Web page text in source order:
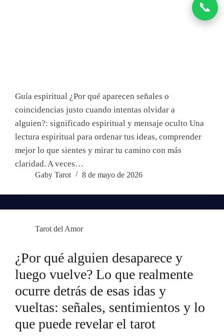
Guía espiritual ¿Por qué aparecen señales o
coincidencias justo cuando intentas olvidar a
alguien?: significado espiritual y mensaje oculto Una
lectura espiritual para ordenar tus ideas, comprender
mejor lo que sientes y mirar tu camino con más
claridad. A veces…
Gaby Tarot 8 de mayo de 2026
Tarot del Amor
¿Por qué alguien desaparece y
luego vuelve? Lo que realmente
ocurre detrás de esas idas y
vueltas: señales, sentimientos y lo
que puede revelar el tarot
📞